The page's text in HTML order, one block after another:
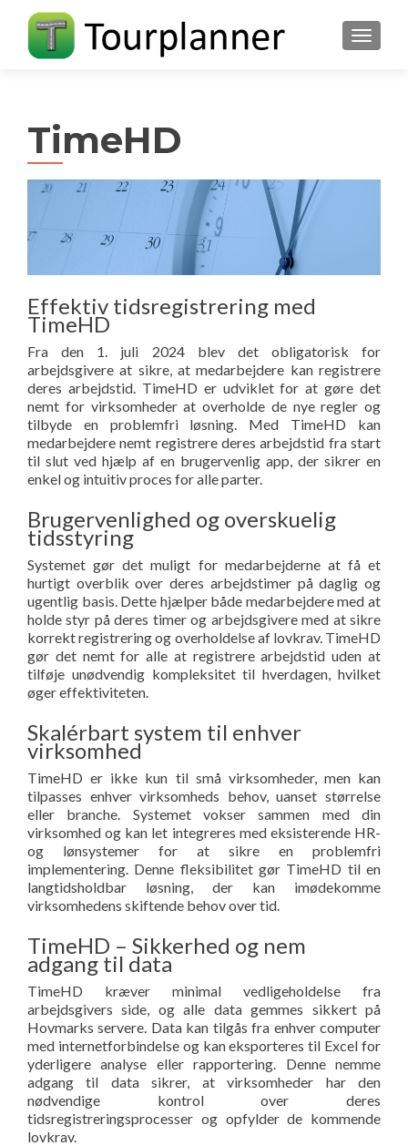
FLIP
TimeHD
Effektiv tidsregistrering med
TimeHD
Fra den 1. juli 2024 blev det obligatorisk for
arbejdsgivere at sikre, at medarbejdere kan registrere
deres arbejdstid. TimeHD er udviklet for at gøre det
nemt for virksomheder at overholde de nye regler og
tilbyde en problemfri løsning. Med TimeHD kan
medarbejdere nemt registrere deres arbejdstid fra start
til slut ved hjælp af en brugervenlig app, der sikrer en
enkel og intuitiv proces for alle parter.
Brugervenlighed og overskuelig
tidsstyring
Systemet gør det muligt for medarbejderne at få et
hurtigt overblik over deres arbejdstimer på daglig og
ugentlig basis. Dette hjælper både medarbejdere med at
holde styr på deres timer og arbejdsgivere med at sikre
korrekt registrering og overholdelse af lovkrav. TimeHD
gør det nemt for alle at registrere arbejdstid uden at
tilføje unødvendig kompleksitet til hverdagen, hvilket
øger effektiviteten.
Skalérbart system til enhver
virksomhed
TimeHD er ikke kun til små virksomheder, men kan
tilpasses enhver virksomheds behov, uanset størrelse
eller branche. Systemet vokser sammen med din
virksomhed og kan let integreres med eksisterende HR-
og lønsystemer for at sikre en problemfri
implementering. Denne fleksibilitet gør TimeHD til en
langtidsholdbar løsning, der kan imødekomme
virksomhedens skiftende behov over tid.
TimeHD – Sikkerhed og nem
adgang til data
TimeHD kræver minimal vedligeholdelse fra
arbejdsgivers side, og alle data gemmes sikkert på
Hovmarks servere. Data kan tilgås fra enhver computer
med internetforbindelse og kan eksporteres til Excel for
yderligere analyse eller rapportering. Denne nemme
adgang til data sikrer, at virksomheder har den
nødvendige kontrol over deres
tidsregistreringsprocesser og opfylder de kommende
lovkrav.